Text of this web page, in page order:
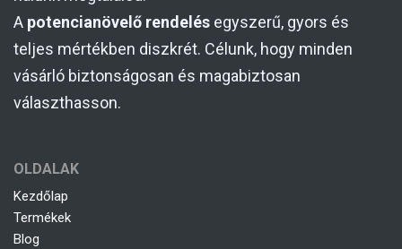
A potencianövelő rendelés egyszerű, gyors és
teljes mértékben diszkrét. Célunk, hogy minden
vásárló biztonságosan és magabiztosan
választhasson.
OLDALAK
Kezdőlap
Termékek
Blog